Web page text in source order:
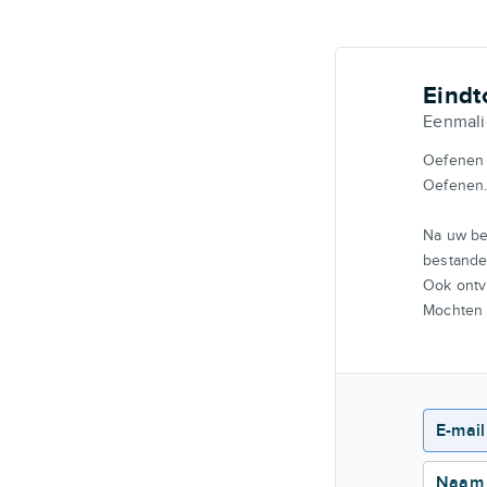
Oefenen.
Na uw
Ook
E-mail
Naam